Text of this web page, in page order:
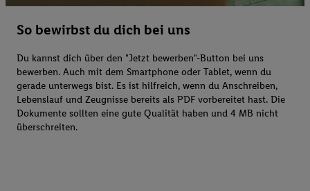
So bewirbst du dich bei uns
Du kannst dich über den "Jetzt bewerben"-Button bei uns
bewerben. Auch mit dem Smartphone oder Tablet, wenn du
gerade unterwegs bist. Es ist hilfreich, wenn du Anschreiben,
Lebenslauf und Zeugnisse bereits als PDF vorbereitet hast. Die
Dokumente sollten eine gute Qualität haben und 4 MB nicht
überschreiten.